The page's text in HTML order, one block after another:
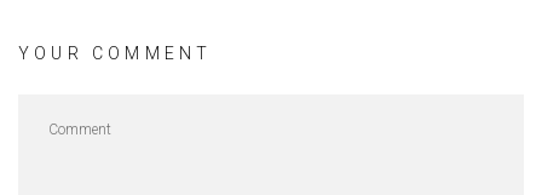
YOUR COMMENT